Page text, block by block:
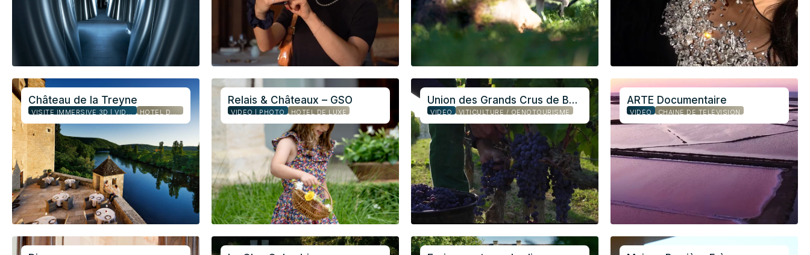
Château de la Treyne
VISITE IMMERSIVE 3D | VIDÉO | PHOTO HÔTEL DE LUXE
Relais & Châteaux – GSO
VIDÉO | PHOTO HÔTEL DE LUXE
Union des Grands Crus de Bordeaux
VIDÉO VITICULTURE / OENOTOURISME
ARTE Documentaire
VIDÉO CHAÎNE DE TÉLÉVISION